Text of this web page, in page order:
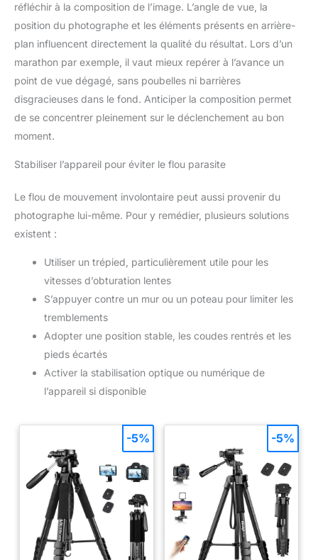
réfléchir à la composition de l’image. L’angle de vue, la
position du photographe et les éléments présents en arrière-
plan influencent directement la qualité du résultat. Lors d’un
marathon par exemple, il vaut mieux repérer à l’avance un
point de vue dégagé, sans poubelles ni barrières
disgracieuses dans le fond. Anticiper la composition permet
de se concentrer pleinement sur le déclenchement au bon
moment.
Stabiliser l’appareil pour éviter le flou parasite
Le flou de mouvement involontaire peut aussi provenir du
photographe lui-même. Pour y remédier, plusieurs solutions
existent :
Utiliser un trépied, particulièrement utile pour les
vitesses d’obturation lentes
S’appuyer contre un mur ou un poteau pour limiter les
tremblements
Adopter une position stable, les coudes rentrés et les
pieds écartés
Activer la stabilisation optique ou numérique de
l’appareil si disponible
-5% -5%